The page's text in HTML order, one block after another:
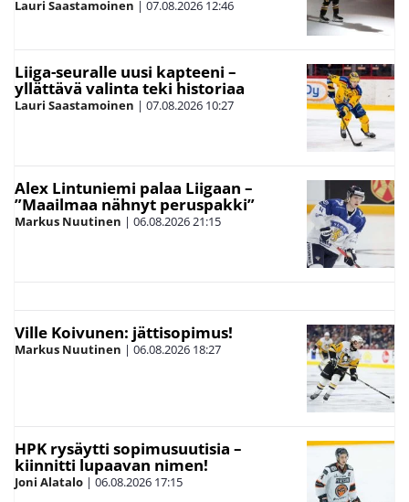
Lauri Saastamoinen | 07.08.2026 12:46
Liiga-seuralle uusi kapteeni –
yllättävä valinta teki historiaa
Lauri Saastamoinen | 07.08.2026 10:27
Alex Lintuniemi palaa Liigaan –
”Maailmaa nähnyt peruspakki”
Markus Nuutinen | 06.08.202621:15
Ville Koivunen: jättisopimus!
Markus Nuutinen | 06.08.2026 18:27
HPK rysäytti sopimusuutisia –
kiinnitti lupaavan nimen!
Joni Alatalo | 06.08.2026 17:15